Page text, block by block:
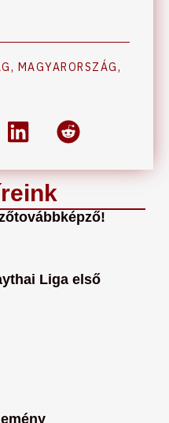
Liga első
, MAGYARORSZÁG,